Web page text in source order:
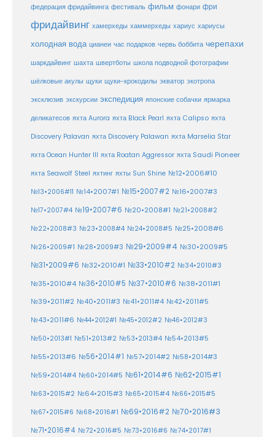
федерация фридайвинга фестиваль фильм фонари фри
фридайвинг хамерхеды хаммерхеды хариус хариусы
холодная вода цианеи час подарков червь боббита черепахи
шаркдайвинг шахта швертботы школа подводной фотографии
шёлковые акулы щуки щуки-крокодилы экватор экотропа
эксклюзив экскурсии экспедиция японские собачки ярмарка
деликатесов яхта Aurora яхта Black Pearl яхта Calipso яхта
Discovery Palavan яхта Discovery Palawan яхта Marselia Star
яхта Ocean Hunter III яхта Roatan Aggressor яхта Saudi Pioneer
яхта Seawolf Steel яхтинг яхты Sun Shine №12•2006#10
№13•2006#11 №14•2007#1 №15•2007#2 №16•2007#3
№17•2007#4 №19•2007#6 №20•2008#1 №21•2008#2
№22•2008#3 №23•2008#4 №24•2008#5 №25•2008#6
№26•2009#1 №28•2009#3 №29•2009#4 №30•2009#5
№31•2009#6 №32•2010#1 №33•2010#2 №34•2010#3
№35•2010#4 №36•2010#5 №37•2010#6 №38•2011#1
№39•2011#2 №40•2011#3 №41•2011#4 №42•2011#5
№43•2011#6 №44•2012#1 №45•2012#2 №46•2012#3
№50•2013#1 №51•2013#2 №53•2013#4 №54•2013#5
№55•2013#6 №56•2014#1 №57•2014#2 №58•2014#3
№59•2014#4 №60•2014#5 №61•2014#6 №62•2015#1
№63•2015#2 №64•2015#3 №65•2015#4 №66•2015#5
№67•2015#6 №68•2016#1 №69•2016#2 №70•2016#3
№71•2016#4 №72•2016#5 №73•2016#6 №74•2017#1